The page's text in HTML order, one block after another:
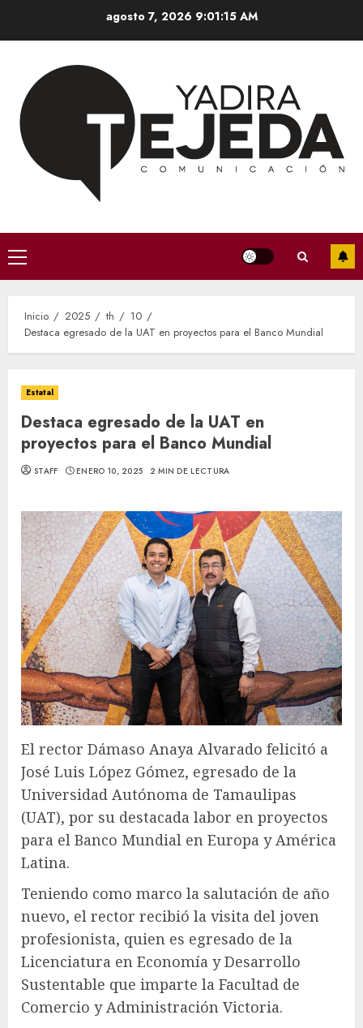
agosto 7, 2026 9:01:15 AM
Menú
principal
Inicio 2025 th
10
Destaca egresado de la UAT en proyectos para el Banco Mundial
Estatal
Destaca egresado de la UAT en
proyectos para el Banco Mundial
STAFF ENERO 10, 2025 2 MIN DE LECTURA
El rector Dámaso Anaya Alvarado felicitó a
José Luis López Gómez, egresado de la
Universidad Autónoma de Tamaulipas
(UAT), por su destacada labor en proyectos
para el Banco Mundial en Europa y América
Latina.
Teniendo como marco la salutación de año
nuevo, el rector recibió la visita del joven
profesionista, quien es egresado de la
Licenciatura en Economía y Desarrollo
Sustentable que imparte la Facultad de
Comercio y Administración Victoria.